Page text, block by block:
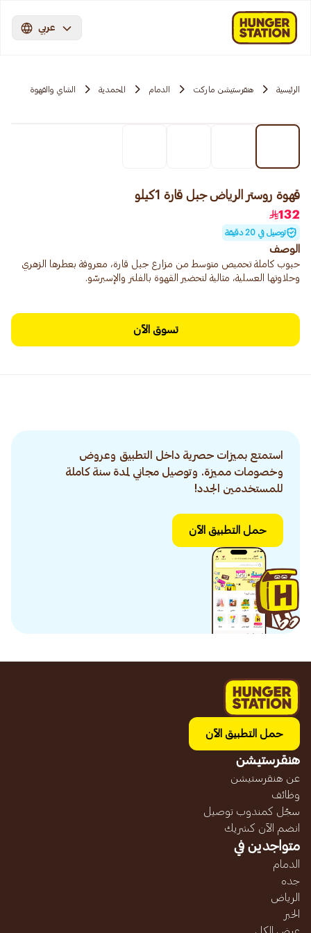
عربي
الرئيسية هنقرستيشن ماركت الدمام المحمدية الشاي والقهوة
قهوة روستر الرياض جبل قارة 1كيلو
132
توصيل في 20 دقيقة
الوصف
حبوب كاملة تحميص متوسط من مزارع جبل قارة، معروفة بعطرها الزهري
وحلاوتها العسلية، مثالية لتحضير القهوة بالفلتر والإسبرسّو.
تسوق الآن
استمتع بميزات حصرية داخل التطبيق وعروض
وخصومات مميزة. وتوصيل مجاني لمدة سنة كاملة
للمستخدمين الجدد!
حمل التطبيق الآن
حمل التطبيق الآن
هنقرستيشن
عن هنقرستيشن
وظائف
سجّل كمندوب توصيل
انضم الآن كشريك
متواجدين في
الدمام
جده
الرياض
الخبر